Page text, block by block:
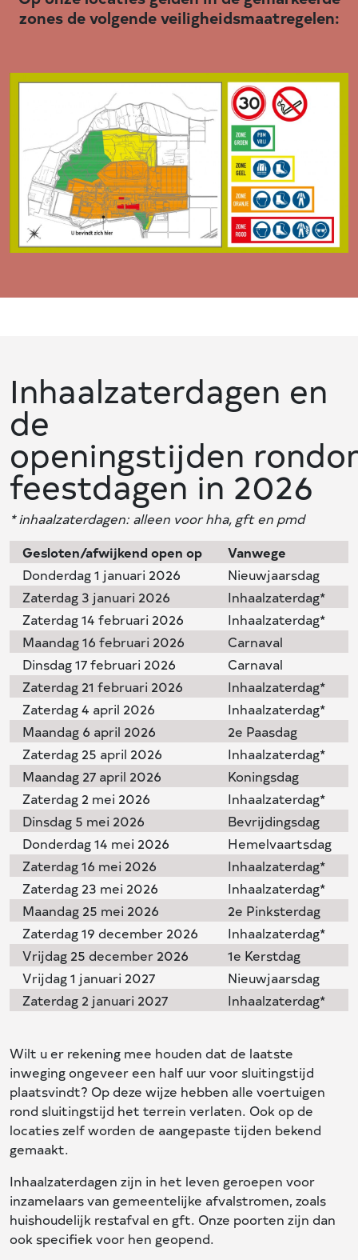
zones de volgende veiligheidsmaatregelen:
Inhaalzaterdagen en
de
openingstijden
feestdagen in 2026
* inhaalzaterdagen: alleen voor hha, gft en pmd
Gesloten/afwijkend open op
Vanwege
Donderdag 1 januari 2026
Nieuwjaarsdag
Zaterdag 3 januari 2026
Inhaalzaterdag*
Zaterdag 14 februari 2026
Inhaalzaterdag*
Maandag 16 februari 2026
Carnaval
Dinsdag 17 februari 2026
Carnaval
Zaterdag 21 februari 2026
Inhaalzaterdag*
Zaterdag 4 april 2026
Inhaalzaterdag*
Maandag 6 april 2026
2e Paasdag
Zaterdag 25 april 2026
Inhaalzaterdag*
Maandag 27 april 2026
Koningsdag
Zaterdag 2 mei 2026
Inhaalzaterdag*
Dinsdag 5 mei 2026
Bevrijdingsdag
Donderdag 14 mei 2026
Hemelvaartsdag
Zaterdag 16 mei 2026
Inhaalzaterdag*
Zaterdag 23 mei 2026
Inhaalzaterdag*
Maandag 25 mei 2026
2e Pinksterdag
Zaterdag 19 december 2026
Inhaalzaterdag*
Vrijdag 25 december 2026
1e Kerstdag
Vrijdag 1 januari 2027
Nieuwjaarsdag
Zaterdag 2 januari 2027
Inhaalzaterdag*
Wilt u er rekening mee houden dat de laatste
inweging ongeveer een half uur voor sluitingstijd
plaatsvindt? Op deze wijze hebben alle voertuigen
rond sluitingstijd het terrein verlaten. Ook op de
locaties zelf worden de aangepaste tijden bekend
gemaakt.
Inhaalzaterdagen zijn in het leven geroepen voor
inzamelaars van gemeentelijke afvalstromen, zoals
huishoudelijk restafval en gft. Onze poorten zijn dan
ook specifiek voor hen geopend.